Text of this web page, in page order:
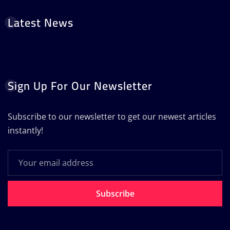
Latest News
Sign Up For Our Newsletter
Subscribe to our newsletter to get our newest articles
instantly!
Subscribe